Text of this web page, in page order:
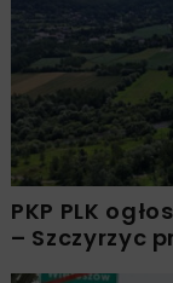
PKP PLK
– Szczyrzyc